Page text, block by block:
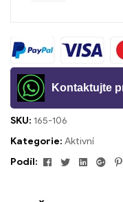
Kontaktujte
SKU: 165-106
Kategorie: Aktivní
Podíl:
FacebookCvrlikáníLinkedin